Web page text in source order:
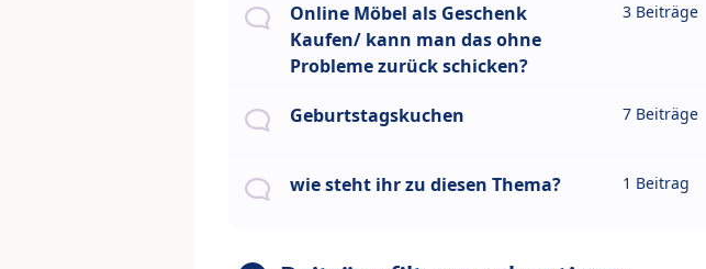
Online Möbel als Geschenk
Kaufen/ kann man das ohne
Probleme zurück schicken?
3 Beiträge
Geburtstagskuchen 7 Beiträge
wie steht ihr zu diesen Thema? 1 Beitrag